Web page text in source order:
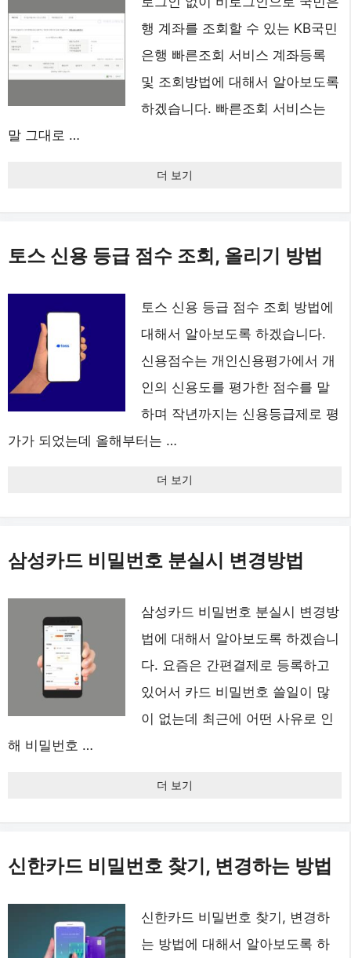
행 계좌를 조회할 수 있는 KB국민
은행 빠른조회 서비스 계좌등록
및 조회방법에 대해서 알아보도록
하겠습니다. 빠른조회 서비스는
말 그대로 …
더 보기
토스 신용 등급 점수 조회, 올리기 방법
토스 신용 등급 점수 조회 방법에
대해서 알아보도록 하겠습니다.
신용점수는 개인신용평가에서 개
인의 신용도를 평가한 점수를 말
하며 작년까지는 신용등급제로 평
가가 되었는데 올해부터는 …
더 보기
삼성카드 비밀번호 분실시 변경방법
삼성카드 비밀번호 분실시 변경방
법에 대해서 알아보도록 하겠습니
다. 요즘은 간편결제로 등록하고
있어서 카드 비밀번호 쓸일이 많
이 없는데 최근에 어떤 사유로 인
해 비밀번호 …
더 보기
신한카드 비밀번호 찾기, 변경하는 방법
신한카드 비밀번호 찾기, 변경하
는 방법에 대해서 알아보도록 하